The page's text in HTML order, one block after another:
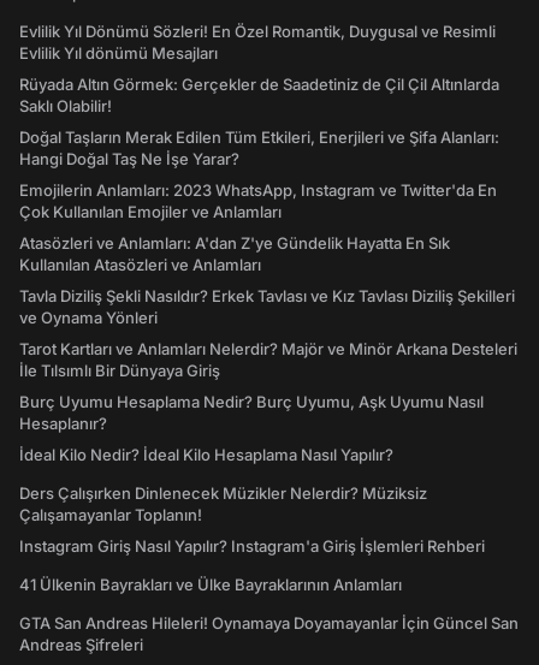
Evlilik Yıl Dönümü Sözleri! En Özel Romantik, Duygusal ve Resimli
Evlilik Yıl dönümü Mesajları
Rüyada Altın Görmek: Gerçekler de Saadetiniz de Çil Çil Altınlarda
Saklı Olabilir!
Doğal Taşların Merak Edilen Tüm Etkileri, Enerjileri ve Şifa Alanları:
Hangi Doğal Taş Ne İşe Yarar?
Emojilerin Anlamları: 2023 WhatsApp, Instagram ve Twitter'da En
Çok Kullanılan Emojiler ve Anlamları
Atasözleri ve Anlamları: A'dan Z'ye Gündelik Hayatta En Sık
Kullanılan Atasözleri ve Anlamları
Tavla Diziliş Şekli Nasıldır? Erkek Tavlası ve Kız Tavlası Diziliş Şekilleri
ve Oynama Yönleri
Tarot Kartları ve Anlamları Nelerdir? Majör ve Minör Arkana Desteleri
İle Tılsımlı Bir Dünyaya Giriş
Burç Uyumu Hesaplama Nedir? Burç Uyumu, Aşk Uyumu Nasıl
Hesaplanır?
İdeal Kilo Nedir? İdeal Kilo Hesaplama Nasıl Yapılır?
Ders Çalışırken Dinlenecek Müzikler Nelerdir? Müziksiz
Çalışamayanlar Toplanın!
Instagram Giriş Nasıl Yapılır? Instagram'a Giriş İşlemleri Rehberi
41 Ülkenin Bayrakları ve Ülke Bayraklarının Anlamları
GTA San Andreas Hileleri! Oynamaya Doyamayanlar İçin Güncel San
Andreas Şifreleri